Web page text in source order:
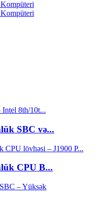
SBC və...
CPU B...